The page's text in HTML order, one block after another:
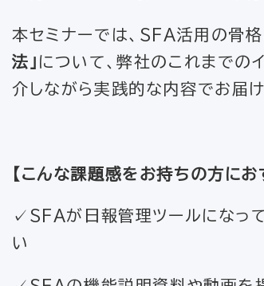
本セミナーでは、SFA活用の骨
法」 について、弊社のこれまでの
介しながら実践的な内容でお届け
【 こんな課題感をお持ちの方にお
✓SFAが日報管理ツールになっ
い